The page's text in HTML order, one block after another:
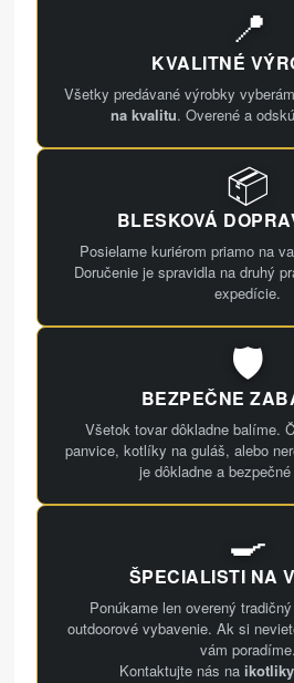
📍
KVALITNÉ
Všetky predávané výrobky
na kvalitu. Overené a
📦
BLESKOVÁ
Posielame kuriérom priamo na
Doručenie je spravidla na druhý
expedície.
🛡️
BEZPEČNE
Všetok tovar dôkladne balíme.
panvice, kotlíky na guláš, alebo
je dôkladne a
🍳
ŠPECIALISTI NA
Ponúkame len overený
outdoorové vybavenie. Ak si
vám poradíme.
Kontaktujte nás na